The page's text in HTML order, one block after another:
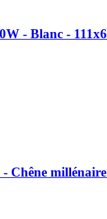
- Blanc -